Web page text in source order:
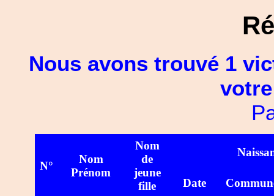
Nous avons trouvé 1
N°
Nom
Prénom
Nom
de
jeune
fille
Date